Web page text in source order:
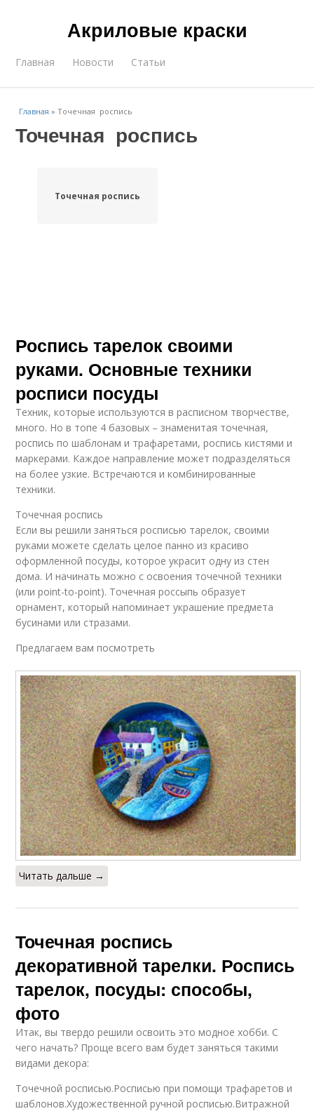
Акриловые краски
Главная Новости Статьи
Главная »Точечная роспись
Точечная роспись
Точечная роспись
Роспись тарелок своими
руками. Основные техники
росписи посуды
Техник, которые используются в расписном творчестве,
много. Но в топе 4 базовых – знаменитая точечная,
роспись по шаблонам и трафаретами, роспись кистями и
маркерами. Каждое направление может подразделяться
на более узкие. Встречаются и комбинированные
техники.
Точечная роспись
Если вы решили заняться росписью тарелок, своими
руками можете сделать целое панно из красиво
оформленной посуды, которое украсит одну из стен
дома. И начинать можно с освоения точечной техники
(или point-to-point). Точечная россыпь образует
орнамент, который напоминает украшение предмета
бусинами или стразами.
Предлагаем вам посмотреть
Читать дальше →
Точечная роспись
декоративной тарелки. Роспись
тарелок, посуды: способы,
фото
Итак, вы твердо решили освоить это модное хобби. С
чего начать? Проще всего вам будет заняться такими
видами декора:
Точечной росписью.Росписью при помощи трафаретов и
шаблонов.Художественной ручной росписью.Витражной